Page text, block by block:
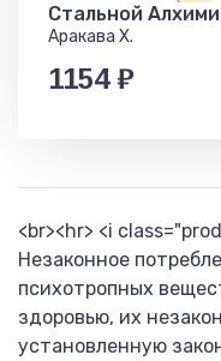
Стальной
Аракава Х.
1154 ₽
<br><hr> <i
Незаконное
психотропных
здоровью, их
установленную